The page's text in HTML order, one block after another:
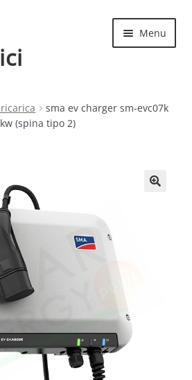
Menu
sma ev charger sm-evc07k
(spina tipo 2)